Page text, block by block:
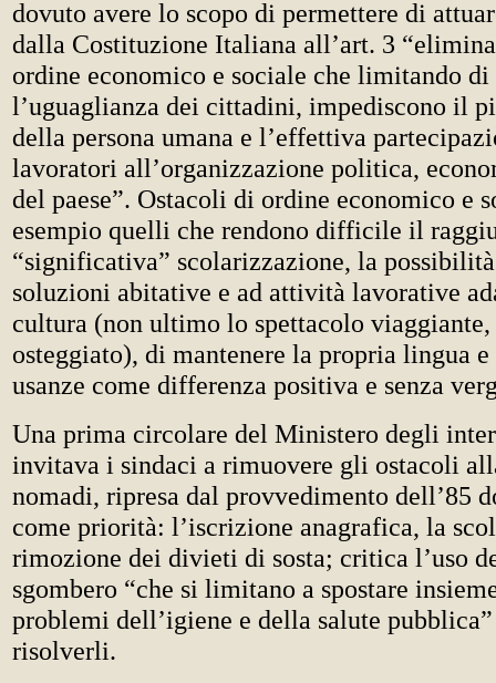
dovuto avere lo scopo di permettere di
dalla Costituzione Italiana all’art. 3
ordine economico e sociale che limitando
l’uguaglianza dei cittadini, impediscono il
della persona umana e l’effettiva
lavoratori all’organizzazione politica,
del paese”. Ostacoli di ordine economico e
esempio quelli che rendono difficile il
“significativa” scolarizzazione, la
soluzioni abitative e ad attività lavorative
cultura (non ultimo lo spettacolo viaggiante,
osteggiato), di mantenere la propria lingua
usanze come differenza positiva e senza
Una prima circolare del Ministero degli
invitava i sindaci a rimuovere gli ostacoli
nomadi, ripresa dal provvedimento dell’85
come priorità: l’iscrizione anagrafica, la
rimozione dei divieti di sosta; critica l’uso
sgombero “che si limitano a spostare
problemi dell’igiene e della salute
risolverli.